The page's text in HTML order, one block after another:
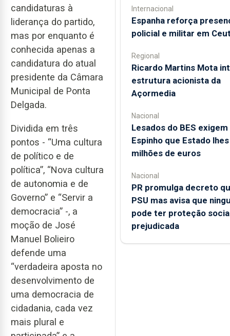
candidaturas à
liderança do partido,
mas por enquanto é
conhecida apenas a
candidatura do atual
presidente da Câmara
Municipal de Ponta
Delgada.
Dividida em três
pontos - “Uma cultura
de político e de
política”, “Nova cultura
de autonomia e de
Governo” e “Servir a
democracia” -, a
moção de José
Manuel Bolieiro
defende uma
“verdadeira aposta no
desenvolvimento de
uma democracia de
cidadania, cada vez
mais plural e
Internacional
Espanha reforça
policial e militar em
Regional
Ricardo Martins Mota
estrutura acionista da
Açormedia
Nacional
Lesados do BES exigem
Espinho que Estado
milhões de euros
Nacional
PR promulga decreto
PSU mas avisa que
pode ter proteção
prejudicada